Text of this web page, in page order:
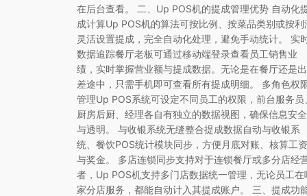
在后台查看。 二、Up POS机的提成管理优势 自动化
成计算Up POS机的算法可按比例、按菜品类别或按利
灵活设置提成，完全自动化处理，避免手动统计。 实
数据追踪餐厅老板可通过移动端登录查看员工销售业
绩，实时掌握营业额与提成数据。无论是在餐厅还是出
差途中，只需手机即可查看所有提成明细。 多角色权
管理Up POS系统可设定不同员工的权限，前台服务员
厨房后厨、经理各自有独立的数据视图，确保信息安全
与透明。 与收银系统无缝整合提成数据自动与收银系
统、餐饮POS统计模块同步，方便月底对账、核算工资
与奖金。 多店连锁同步支持对于连锁餐厅或多分店经
者，Up POS机支持多门店数据统一管理，无论员工在
家分店服务，都能自动计入其提成账户。 三、提成功